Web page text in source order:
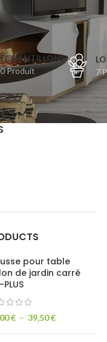
ECHANTILLONS
0 Produit
7
pour table
de jardin carré
PLUS
€ – 39,50€